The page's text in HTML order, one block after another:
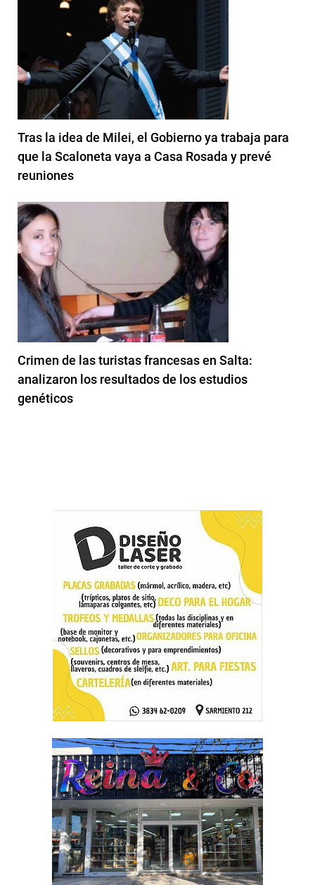
Tras la idea de Milei, el Gobierno ya trabaja para
que la Scaloneta vaya a Casa Rosada y prevé
reuniones
Crimen de las turistas francesas en Salta:
analizaron los resultados de los estudios
genéticos